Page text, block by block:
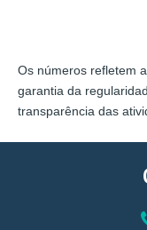
Os números refletem
garantia da
transparência das